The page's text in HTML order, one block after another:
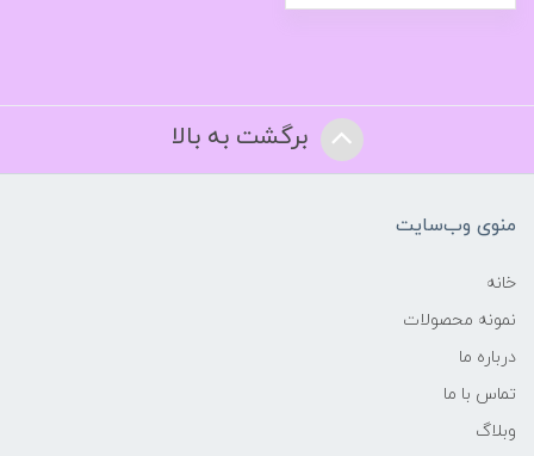
برگشت به بالا
منوی وب‌سایت
خانه
نمونه محصولات
درباره ما
تماس با ما
وبلاگ